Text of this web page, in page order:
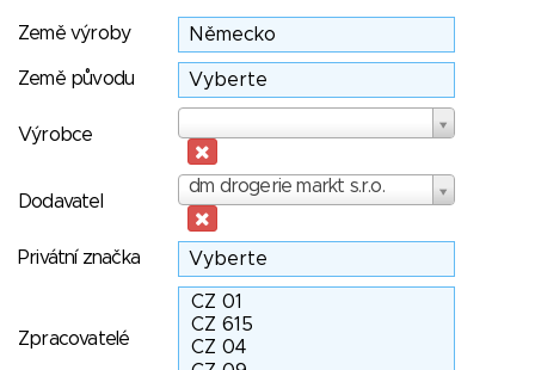
Země výroby
Země původu
Výrobce
Dodavatel
dm drogerie markt s.r.o.
Dodavatel
Privátní značka
Zpracovatelé